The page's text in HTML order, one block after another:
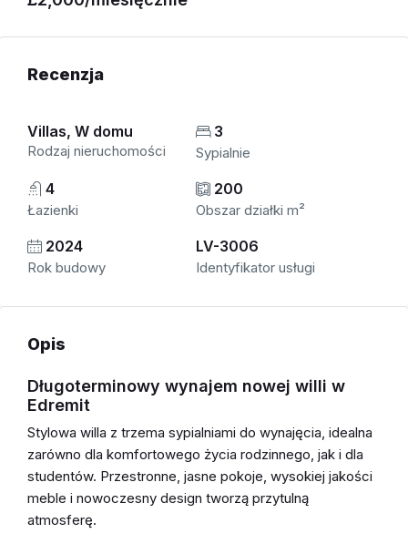
Recenzja
Villas, W domu
Rodzaj nieruchomości
3
Sypialnie
4
Łazienki
200
Obszar działki m²
2024
Rok budowy
LV-3006
Identyfikator usługi
Opis
Długoterminowy wynajem nowej willi w
Edremit
Stylowa willa z trzema sypialniami do wynajęcia, idealna
zarówno dla komfortowego życia rodzinnego, jak i dla
studentów. Przestronne, jasne pokoje, wysokiej jakości
meble i nowoczesny design tworzą przytulną
atmosferę.